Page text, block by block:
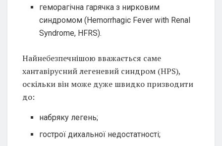
геморагічна гарячка з нирковим
синдромом (Hemorrhagic Fever with Renal
Syndrome, HFRS).
Найнебезпечнішою вважається саме
хантавірусний легеневий синдром (HPS),
оскільки він може дуже швидко призводити
до:
набряку легень;
гострої дихальної недостатності;